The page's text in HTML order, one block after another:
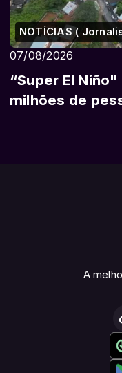
NOTÍCIAS (
07/08/2026
“Super El
milhões de
A